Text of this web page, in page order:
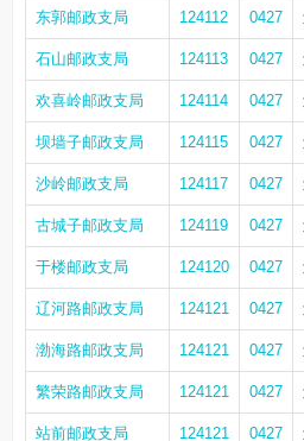
东郭邮政支局 124112 0427
石山邮政支局 124113 0427
欢喜岭邮政支局 124114 0427
坝墙子邮政支局 124115 0427
沙岭邮政支局 124117 0427
古城子邮政支局 124119 0427
于楼邮政支局 124120 0427
辽河路邮政支局 124121 0427
渤海路邮政支局 124121 0427
繁荣路邮政支局 124121 0427
站前邮政支局 124121 0427